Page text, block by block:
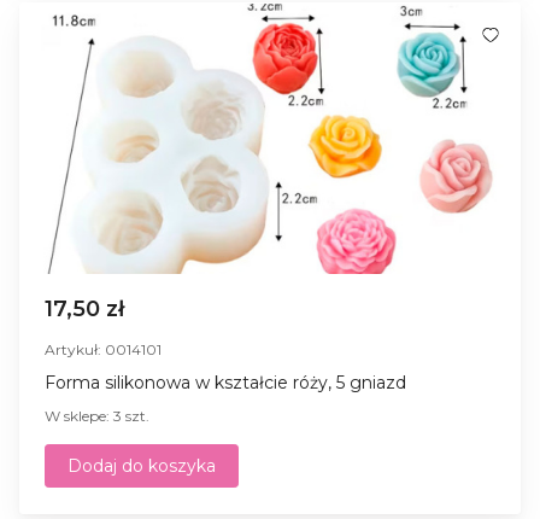
17,50 zł
Artykuł: 0014101
Forma silikonowa w kształcie róży, 5 gniazd
W sklepe: 3 szt.
Dodaj do koszyka